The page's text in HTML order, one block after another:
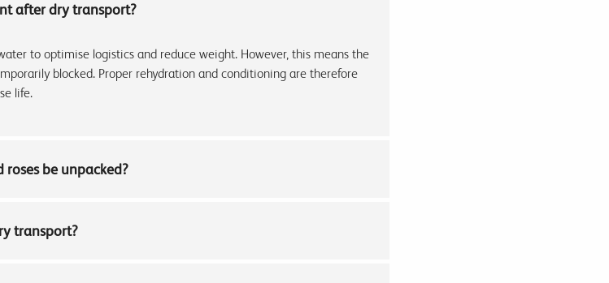
after dry transport?
to optimise logistics and reduce weight. However, this means the
blocked. Proper rehydration and conditioning are therefore
life.
be unpacked?
transport?